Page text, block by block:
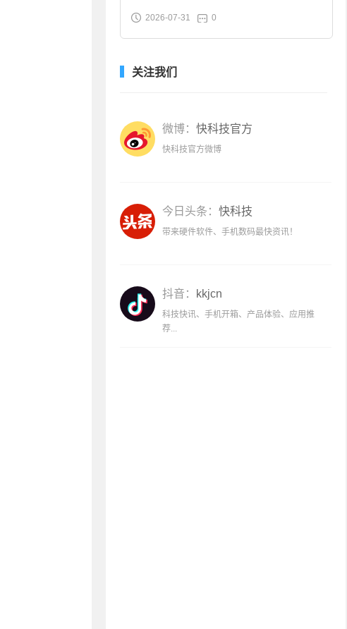
皂2斤大促
2026-07-31 0
关注我们
微博： 快科技官方
快科技官方微博
今日头条： 快科技
带来硬件软件、手机数码最快资讯！
抖音： kkjcn
科技快讯、手机开箱、产品体验、应用推
荐...